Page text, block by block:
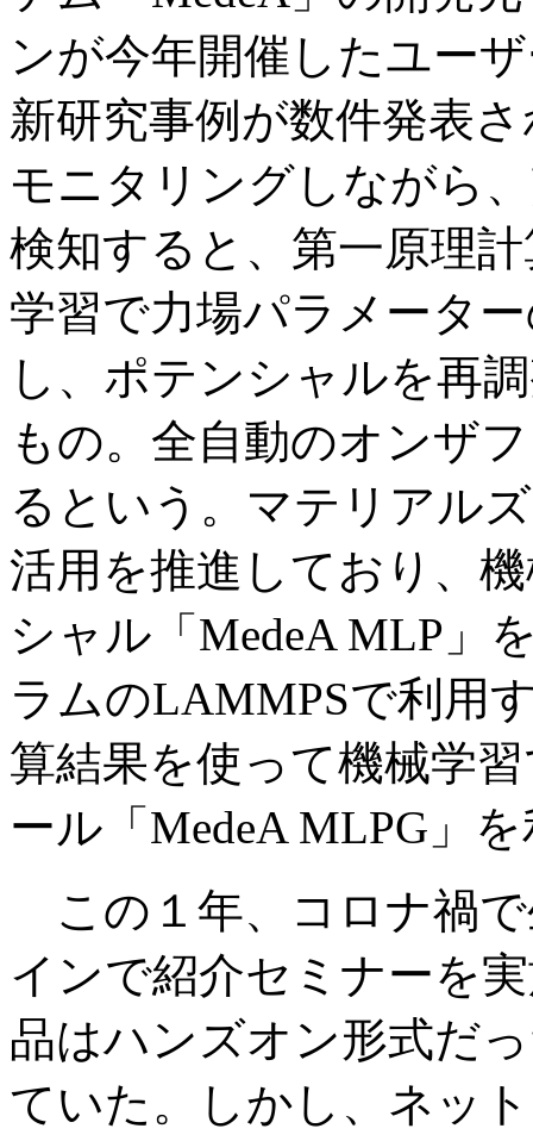
ンが今年開催したユー
新研究事例が数件発表
モニタリングしながら
検知すると、第一原理
学習で力場パラメータ
し、ポテンシャルを再
もの。全自動のオンザ
るという。マテリアル
活用を推進しており、
シャル「MedeA MLP」
ラムのLAMMPSで利用
算結果を使って機械学
ール「MedeA MLPG」
この１年、コロナ禍
インで紹介セミナーを
品はハンズオン形式だ
ていた。しかし、ネッ